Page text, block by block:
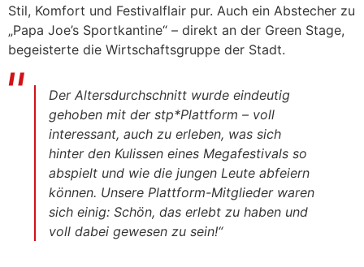
Stil, Komfort und Festivalflair pur. Auch ein Abstecher zu
„Papa Joe’s Sportkantine“ – direkt an der Green Stage,
begeisterte die Wirtschaftsgruppe der Stadt.
Der Altersdurchschnitt wurde eindeutig
gehoben mit der stp*Plattform – voll
interessant, auch zu erleben, was sich
hinter den Kulissen eines Megafestivals so
abspielt und wie die jungen Leute abfeiern
können. Unsere Plattform-Mitglieder waren
sich einig: Schön, das erlebt zu haben und
voll dabei gewesen zu sein!“